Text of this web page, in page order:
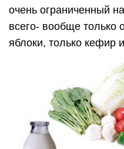
очень ограниченный
всего- вообще только
яблоки, только кефир